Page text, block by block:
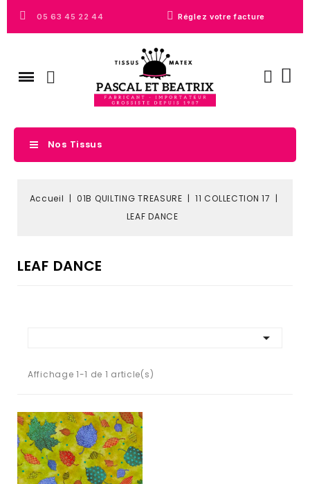
05 63 45 22 44 Réglez votre facture
Nos Tissus
Accueil 01B QUILTING TREASURE
11 COLLECTION 17
LEAF DANCE
LEAF DANCE

Affichage 1-1 de 1 article(s)